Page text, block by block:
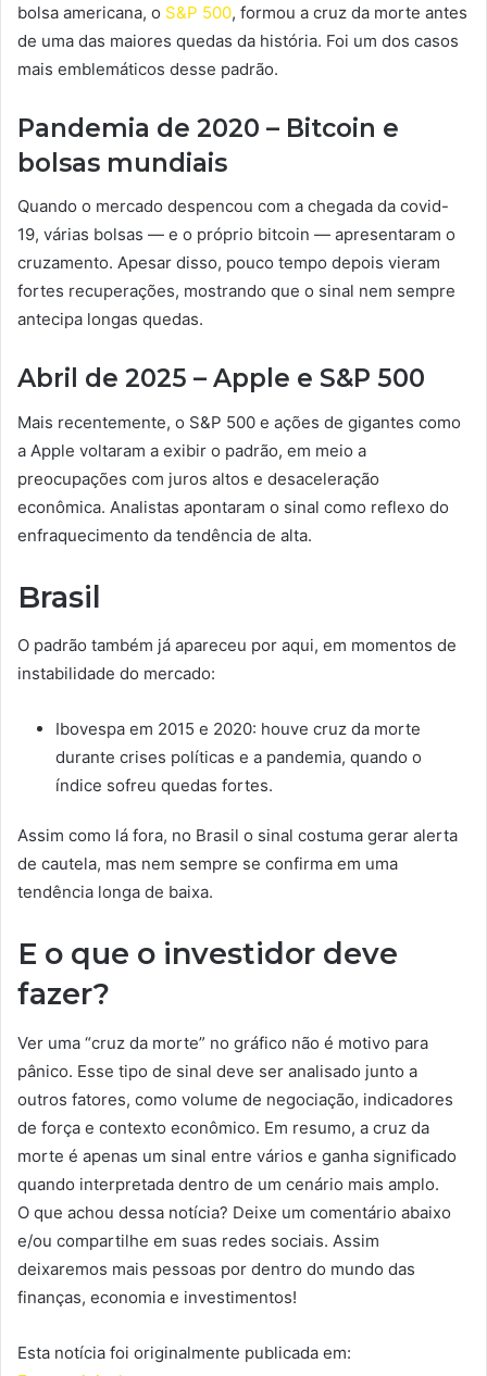
bolsa americana, o S&P 500, formou a cruz da morte antes
de uma das maiores quedas da história. Foi um dos casos
mais emblemáticos desse padrão.
Pandemia de 2020 – Bitcoin e
bolsas mundiais
Quando o mercado despencou com a chegada da covid-
19, várias bolsas — e o próprio bitcoin — apresentaram o
cruzamento. Apesar disso, pouco tempo depois vieram
fortes recuperações, mostrando que o sinal nem sempre
antecipa longas quedas.
Abril de 2025 – Apple e S&P 500
Mais recentemente, o S&P 500 e ações de gigantes como
a Apple voltaram a exibir o padrão, em meio a
preocupações com juros altos e desaceleração
econômica. Analistas apontaram o sinal como reflexo do
enfraquecimento da tendência de alta.
Brasil
O padrão também já apareceu por aqui, em momentos de
instabilidade do mercado:
Ibovespa em 2015 e 2020: houve cruz da morte
durante crises políticas e a pandemia, quando o
índice sofreu quedas fortes.
Assim como lá fora, no Brasil o sinal costuma gerar alerta
de cautela, mas nem sempre se confirma em uma
tendência longa de baixa.
E o que o investidor deve
fazer?
Ver uma “cruz da morte” no gráfico não é motivo para
pânico. Esse tipo de sinal deve ser analisado junto a
outros fatores, como volume de negociação, indicadores
de força e contexto econômico. Em resumo, a cruz da
morte é apenas um sinal entre vários e ganha significado
quando interpretada dentro de um cenário mais amplo.
O que achou dessa notícia? Deixe um comentário abaixo
e/ou compartilhe em suas redes sociais. Assim
deixaremos mais pessoas por dentro do mundo das
finanças, economia e investimentos!
Esta notícia foi originalmente publicada em: